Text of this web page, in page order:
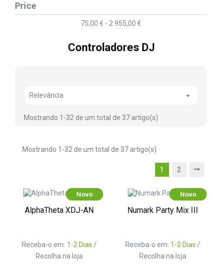
Price
75,00 € - 2 955,00 €
Controladores DJ
Relevância 
Mostrando 1-32 de um total de 37 artigo(s)
Mostrando 1-32 de um total de 37 artigo(s)
1 2
Novo
AlphaTheta XDJ-AN
Receba-o em: 1-2 Dias /
Recolha na loja
Novo
Numark Party Mix III
Receba-o em: 1-2 Dias /
Recolha na loja